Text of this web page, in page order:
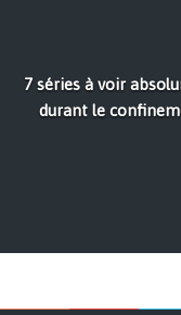
7 séries à voir
durant le